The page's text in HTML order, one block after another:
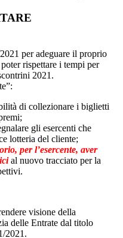
per adeguare il proprio
rispettare i tempi per
2021.
di collezionare i biglietti
gli esercenti che
lotteria del cliente;
per l’esercente, aver
al nuovo tracciato per la
visione della
delle Entrate dal titolo
2021.